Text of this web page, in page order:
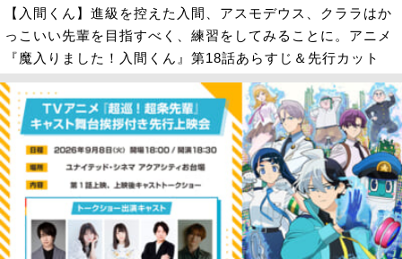
【入間くん】進級を控えた入間、アスモデウス、クララはか
っこいい先輩を目指すべく、練習をしてみることに。アニメ
『魔入りました！入間くん』第18話あらすじ＆先行カット